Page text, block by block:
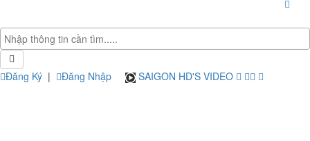
Đăng Ký | Đăng Nhập SAIGON HD'S VIDEO